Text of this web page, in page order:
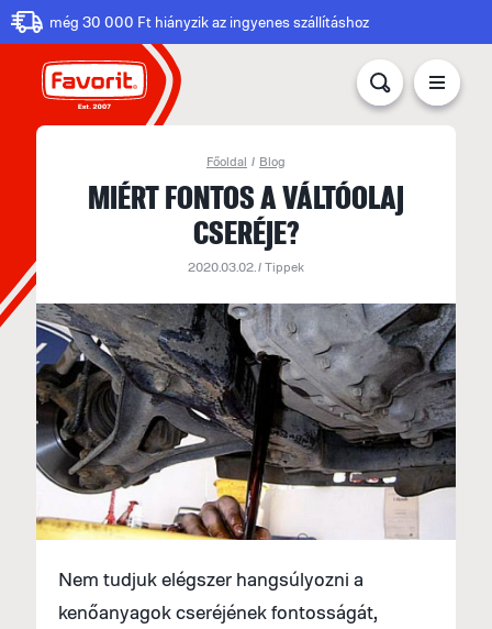
még 30 000 Ft hiányzik az ingyenes szállításhoz
Főoldal / Blog
MIÉRT FONTOS A VÁLTÓOLAJ
CSERÉJE?
2020.03.02. / Tippek
Nem tudjuk elégszer hangsúlyozni a
kenőanyagok cseréjének fontosságát,